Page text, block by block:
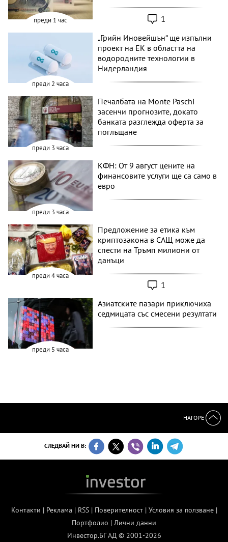
преди 1 час 1
преди 2 часа
„Грийн Иновейшън“ ще изпълни
проект на ЕК в областта на
водородните технологии в
Нидерландия
преди 3 часа
Печалбата на Monte Paschi
засенчи прогнозите, докато
банката разглежда оферта за
поглъщане
преди 3 часа
КФН: От 9 август цените на
финансовите услуги ще са само в
евро
преди 4 часа
Предложение за етика към
криптозакона в САЩ може да
спести на Тръмп милиони от
данъци
1
преди 5 часа
Азиатските пазари приключиха
седмицата със смесени резултати
НАГОРЕ
СЛЕДВАЙ НИ В:
Контакти | Реклама | RSS| Поверителност| Условия за ползване|
Портфолио | Лични данни
Инвестор.БГ АД © 2001-2026